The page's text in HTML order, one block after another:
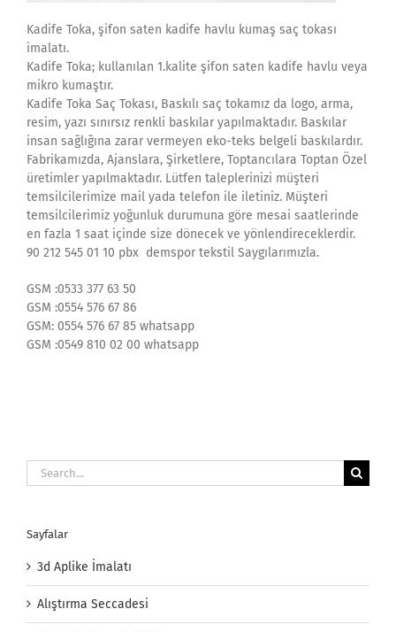
Kadife Toka, şifon saten kadife havlu kumaş saç tokası
imalatı.
Kadife Toka; kullanılan 1.kalite şifon saten kadife havlu veya
mikro kumaştır.
Kadife Toka Saç Tokası, Baskılı saç tokamız da logo, arma,
resim, yazı sınırsız renkli baskılar yapılmaktadır. Baskılar
insan sağlığına zarar vermeyen eko-teks belgeli baskılardır.
Fabrikamızda, Ajanslara, Şirketlere, Toptancılara Toptan Özel
üretimler yapılmaktadır. Lütfen taleplerinizi müşteri
temsilcilerimize mail yada telefon ile iletiniz. Müşteri
temsilcilerimiz yoğunluk durumuna göre mesai saatlerinde
en fazla 1 saat içinde size dönecek ve yönlendireceklerdir.
90 212 545 01 10 pbx demspor tekstil Saygılarımızla.
GSM :0533 377 63 50
GSM :0554 576 67 86
GSM: 0554 576 67 85 whatsapp
GSM :0549 810 02 00 whatsapp
Search
for:
Sayfalar
3d Aplike İmalatı
Alıştırma Seccadesi